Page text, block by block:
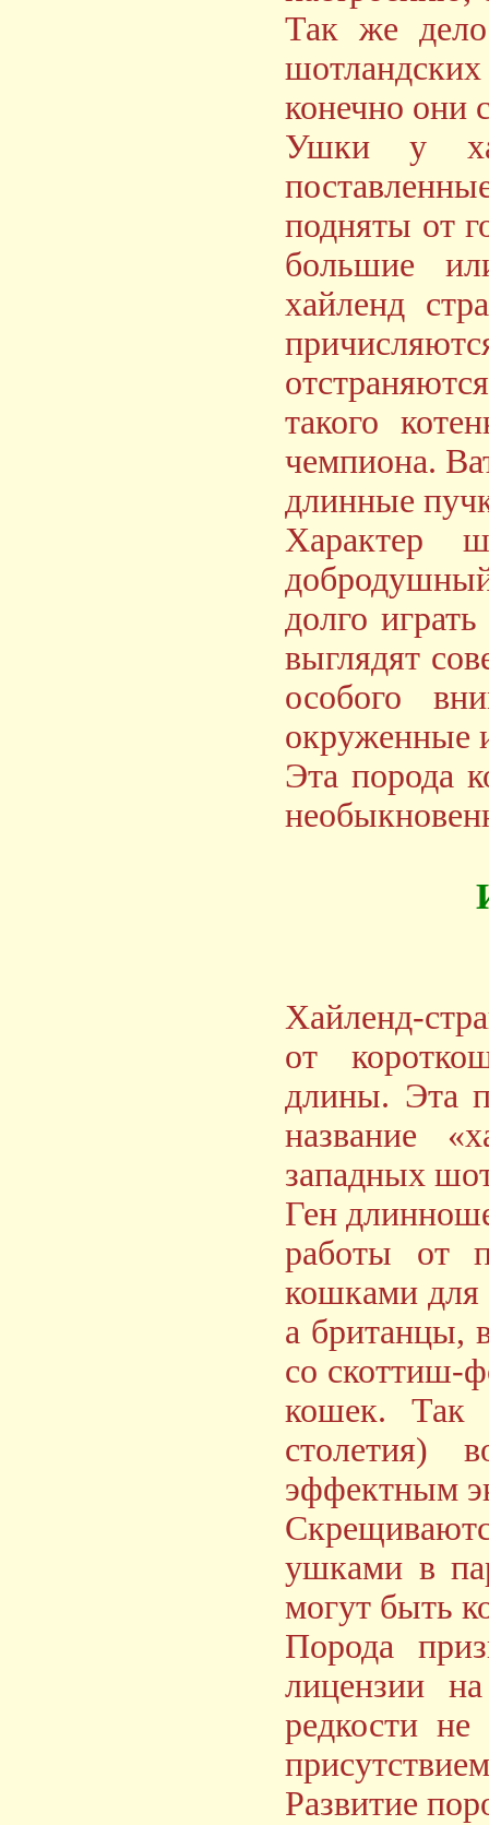
Так же
конечно они
Ушки у
подняты от
большие
хайленд
такого
чемпиона.
длинные
Характер
долго
выглядят
особого
окруженные
Эта порода
Хaйленд-
oт
длины. Эта
название
зaпaдных
Ген
работы от
кошками для
а британцы,
со скоттиш-
кошек. Так
столетия)
эффектным
ушками в
могут быть
Порода
лицензии
редкости не
Развитие